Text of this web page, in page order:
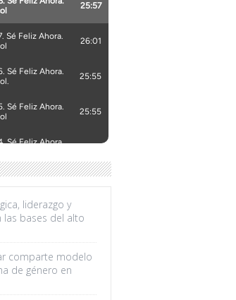
liderazgo y
las bases del alto
comparte modelo
de género en